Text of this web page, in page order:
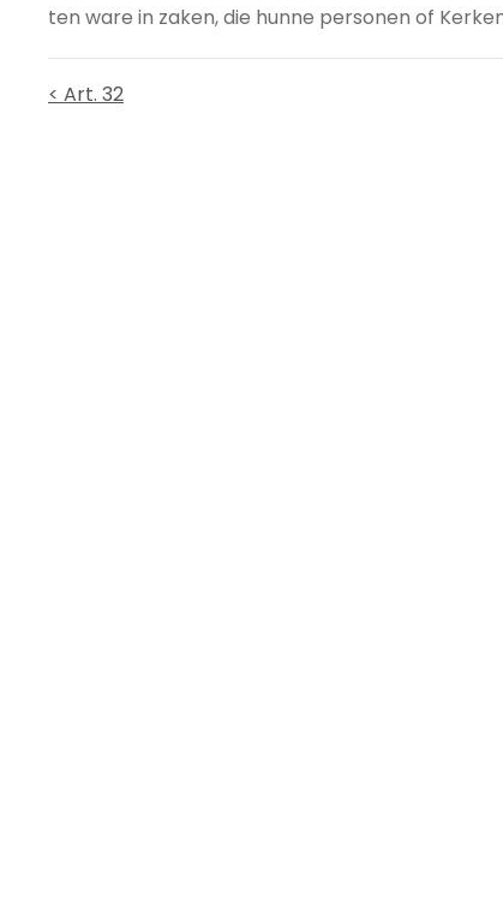
ten ware in zaken, die hunne personen of
< Art. 32